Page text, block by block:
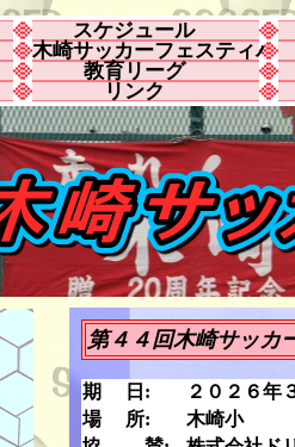
スケジュール
木崎サッカーフェスティバル
教育リーグ
リンク
第４４回木崎サッ
期 日:
２０２６年
場 所:
木崎小